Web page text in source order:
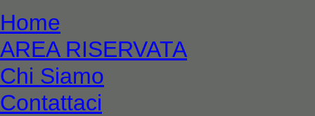
Home
AREA RISERVATA
Chi Siamo
Contattaci